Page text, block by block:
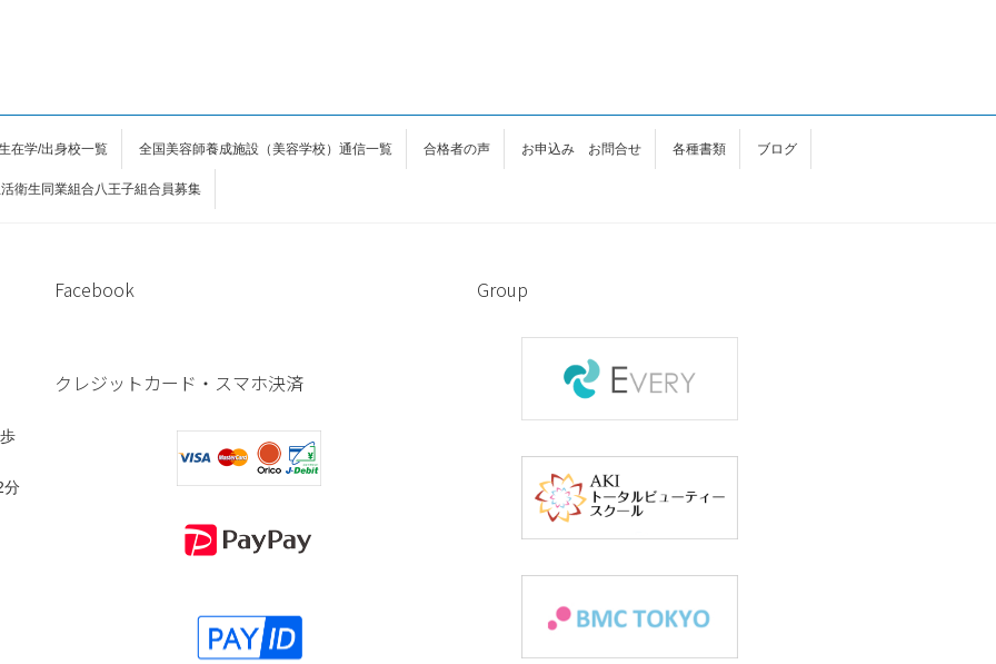
在学/出身校一覧 全国美容師養成施設（美容学校）通信一覧 合格者の声 お申込み お問合せ 各種書類 ブログ
衛生同業組合八王子組合員募集
分
Facebook
クレジットカード・スマホ決済
Group